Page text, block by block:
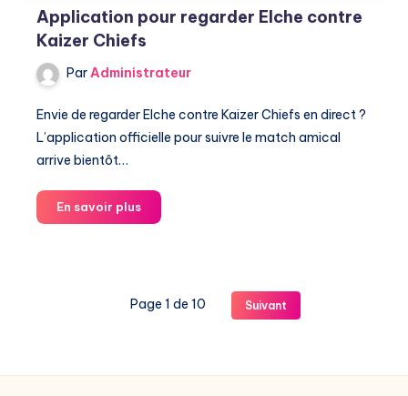
Application pour regarder Elche contre
Kaizer Chiefs
ParAdministrateur
Envie de regarder Elche contre Kaizer Chiefs en direct ?
L’application officielle pour suivre le match amical
arrive bientôt…
En savoir plusApplication
pour
Kaizer
Page 1 de 10 Suivant